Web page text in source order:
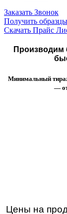
Заказать Звонок
Получить образцы
Скачать Прайс
Минимальный
—
Цены на